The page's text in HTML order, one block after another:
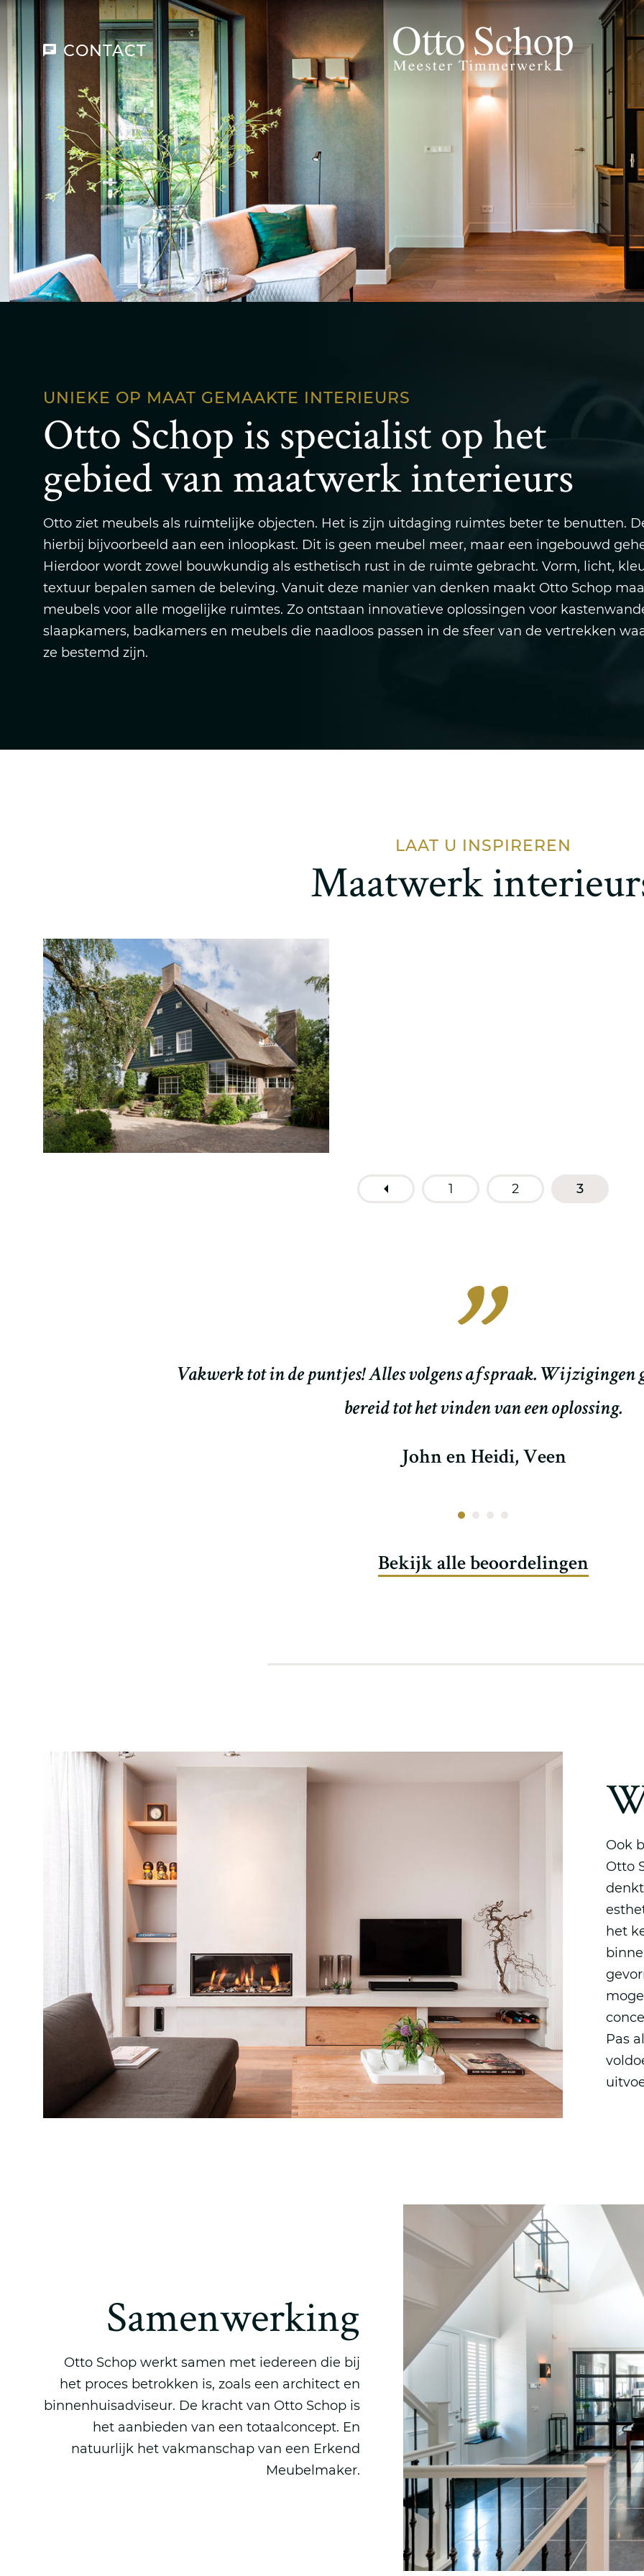
CONTACT
UNIEKE OP MAAT GEMAAKTE INTERIEURS
Otto Schop is specialist op het
gebied van maatwerk interieurs
Otto ziet meubels als ruimtelijke objecten. Het is zijn uitdaging ruimtes beter te benutten.
hierbij bijvoorbeeld aan een inloopkast. Dit is geen meubel meer, maar een ingebouwd
Hierdoor wordt zowel bouwkundig als esthetisch rust in de ruimte gebracht. Vorm, licht,
textuur bepalen samen de beleving. Vanuit deze manier van denken maakt Otto Schop
meubels voor alle mogelijke ruimtes. Zo ontstaan innovatieve oplossingen voor
slaapkamers, badkamers en meubels die naadloos passen in de sfeer van de vertrekken
ze bestemd zijn.
LAAT U INSPIREREN
Maatwerk
1 2 3
Wij zijn zeer tevreden over het werk dat Otto Schop heeft
Ook het maken van afspraken, verstrekken van info e.d.
Anja, Moerkapelle
Bekijk alle beoordelingen
Ook
Otto
het
Pas
Samenwerking
Otto Schop werkt samen met iedereen die bij
het proces betrokken is, zoals een architect en
binnenhuisadviseur. De kracht van Otto Schop is
het aanbieden van een totaalconcept. En
natuurlijk het vakmanschap van een Erkend
Meubelmaker.